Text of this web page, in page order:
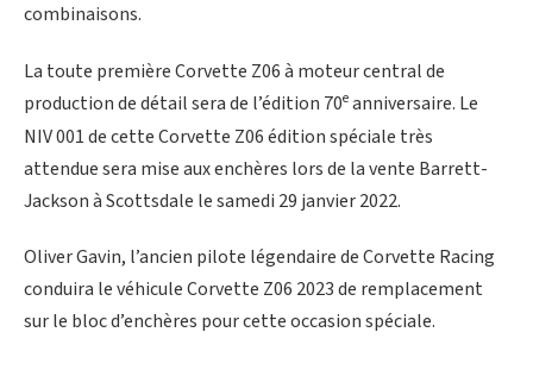
combinaisons.
La toute première Corvette Z06 à moteur central de
production de détail sera de l’édition 70e anniversaire. Le
NIV 001 de cette Corvette Z06 édition spéciale très
attendue sera mise aux enchères lors de la vente Barrett-
Jackson à Scottsdale le samedi 29 janvier 2022.
Oliver Gavin, l’ancien pilote légendaire de Corvette Racing
conduira le véhicule Corvette Z06 2023 de remplacement
sur le bloc d’enchères pour cette occasion spéciale.